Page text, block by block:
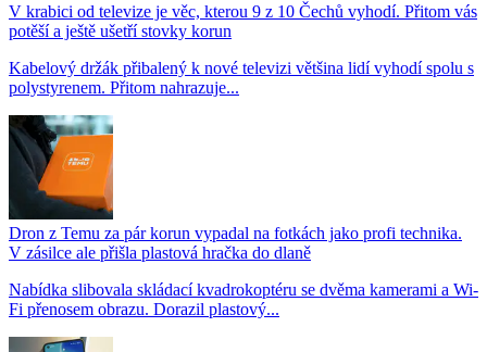
V krabici od televize je věc, kterou 9 z 10 Čechů vyhodí. Přitom vás
potěší a ještě ušetří stovky korun
Kabelový držák přibalený k nové televizi většina lidí vyhodí spolu s
polystyrenem. Přitom nahrazuje...
Dron z Temu za pár korun vypadal na fotkách jako profi technika.
V zásilce ale přišla plastová hračka do dlaně
Nabídka slibovala skládací kvadrokoptéru se dvěma kamerami a Wi-
Fi přenosem obrazu. Dorazil plastový...